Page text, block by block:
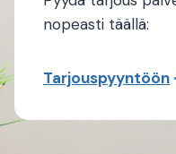
nopeasti täällä:
Tarjouspyyntöön